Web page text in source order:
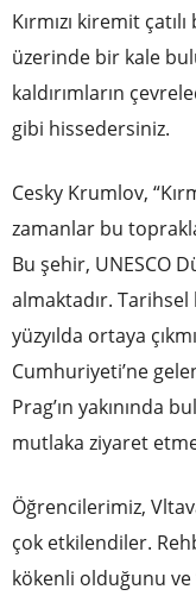
Kırmızı kiremit
üzerinde bir kale
kaldırımların
gibi hissedersiniz.
Cesky Krumlov,
zamanlar bu
Bu şehir, UNESCO
almaktadır. Tarihsel
yüzyılda ortaya
Cumhuriyeti’ne
Prag’ın yakınında
mutlaka ziyaret
Öğrencilerimiz,
çok etkilendiler.
kökenli olduğunu ve